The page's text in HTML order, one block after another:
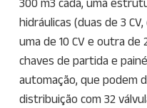
300 m3 cada, uma
hidráulicas (duas de 3 CV,
uma de 10 CV e outra de
chaves de partida e
automação, que podem
distribuição com 32